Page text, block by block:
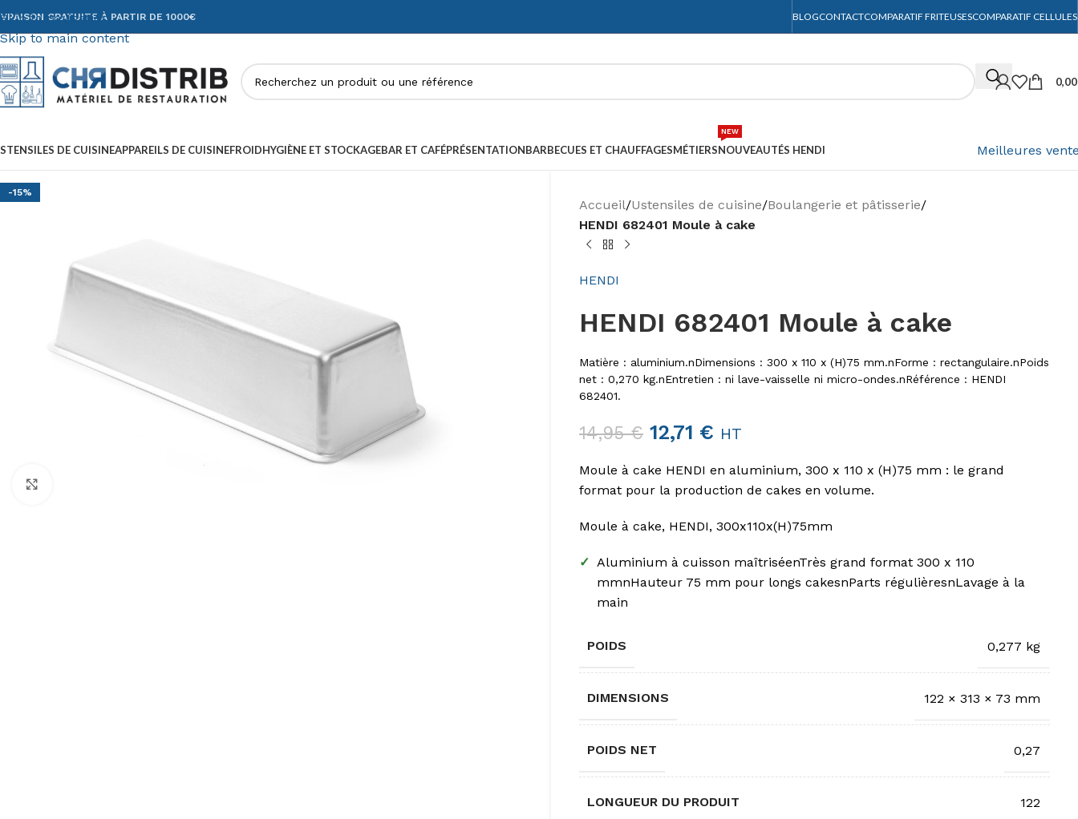
Skip to navigation
Skip to main content
GRATUITE À PARTIR DE 1000€ BLOGCONTACTCOMPARATIF FRITEUSESCOMPARATIF CELLULES
DE CUISINEAPPAREILS DE CUISINEFROIDHYGIÈNE ET STOCKAGEBAR ET CAFÉPRÉSENTATIONBARBECUES ET CHAUFFAGESMÉTIERSNOUVEAUTÉS HENDI
NEW
Meilleures
-15%
Accueil/Ustensiles de cuisine/Boulangerie et pâtisserie/
HENDI 682401 Moule à cake
HENDI
HENDI 682401 Moule à cake
Matière : aluminium.nDimensions : 300 x 110 x (H)75 mm.nForme : rectangulaire.nPoids
net : 0,270 kg.nEntretien : ni lave-vaisselle ni micro-ondes.nRéférence : HENDI
682401.
14,95€ 12,71 € HT
Moule à cake HENDI en aluminium, 300 x 110 x (H)75 mm : le grand
format pour la production de cakes en volume.
Moule à cake, HENDI, 300x110x(H)75mm
✓ Aluminium à cuisson maîtriséenTrès grand format 300 x 110
mmnHauteur 75 mm pour longs cakesnParts régulièresnLavage à la
main
POIDS 0,277 kg
DIMENSIONS 122 × 313 × 73 mm
POIDS NET 0,27
LONGUEUR DU PRODUIT 122